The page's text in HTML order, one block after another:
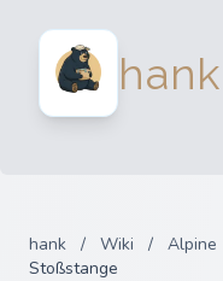
hank
hank / Wiki / Alpine
Stoßstange